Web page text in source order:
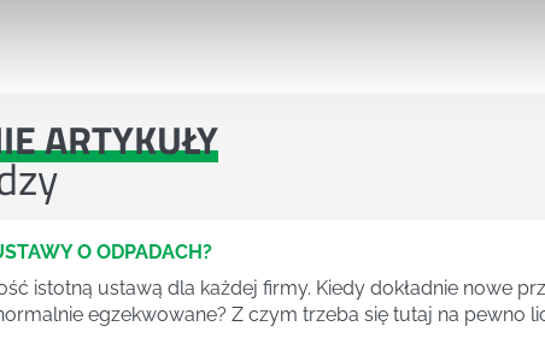
ARTYKUŁY
O ODPADACH?
istotną ustawą dla każdej firmy. Kiedy dokładnie nowe
egzekwowane? Z czym trzeba się tutaj na pewno